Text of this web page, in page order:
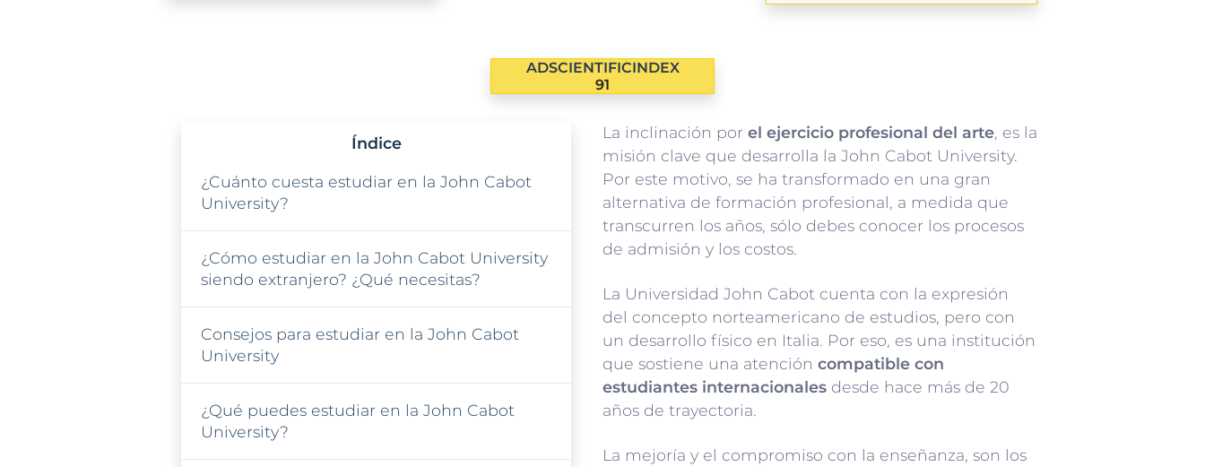
ADSCIENTIFICINDEX
91
Índice
¿Cuánto cuesta estudiar en la John Cabot
University?
¿Cómo estudiar en la John Cabot University
siendo extranjero? ¿Qué necesitas?
Consejos para estudiar en la John Cabot
University
¿Qué puedes estudiar en la John Cabot
University?
La inclinación por el ejercicio profesional del arte, es la
misión clave que desarrolla la John Cabot University.
Por este motivo, se ha transformado en una gran
alternativa de formación profesional, a medida que
transcurren los años, sólo debes conocer los procesos
de admisión y los costos.
La Universidad John Cabot cuenta con la expresión
del concepto norteamericano de estudios, pero con
un desarrollo físico en Italia. Por eso, es una institución
que sostiene una atención compatible con
estudiantes internacionales desde hace más de 20
años de trayectoria.
La mejoría y el compromiso con la enseñanza, son los